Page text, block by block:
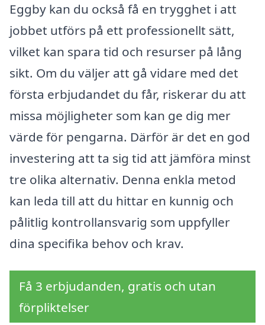
Eggby kan du också få en trygghet i att
jobbet utförs på ett professionellt sätt,
vilket kan spara tid och resurser på lång
sikt. Om du väljer att gå vidare med det
första erbjudandet du får, riskerar du att
missa möjligheter som kan ge dig mer
värde för pengarna. Därför är det en god
investering att ta sig tid att jämföra minst
tre olika alternativ. Denna enkla metod
kan leda till att du hittar en kunnig och
pålitlig kontrollansvarig som uppfyller
dina specifika behov och krav.
Få 3 erbjudanden, gratis och utan
förpliktelser